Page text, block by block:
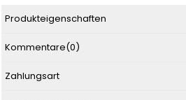
Produkteigenschaften
Kommentare(0)
Zahlungsart